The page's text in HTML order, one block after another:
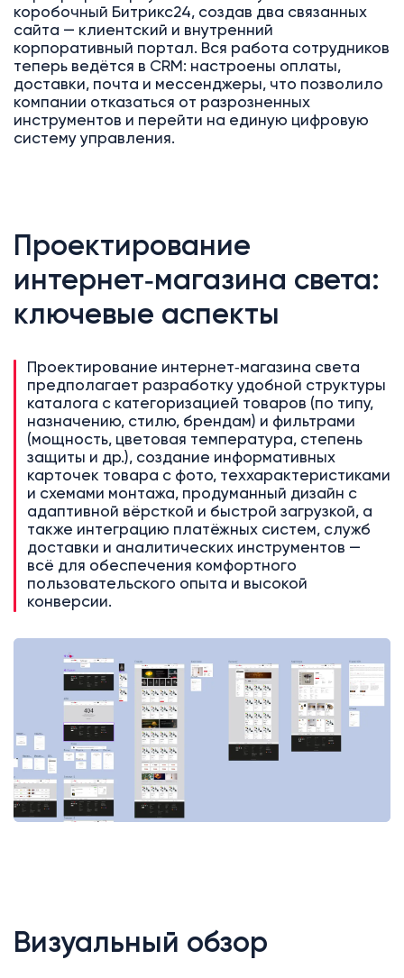
коробочный Битрикс24, создав два связанных
сайта — клиентский и внутренний
корпоративный портал. Вся работа сотрудников
теперь ведётся в CRM: настроены оплаты,
доставки, почта и мессенджеры, что позволило
компании отказаться от разрозненных
инструментов и перейти на единую цифровую
систему управления.
Проектирование
интернет‑магазина света:
ключевые аспекты
Проектирование интернет‑магазина света
предполагает разработку удобной структуры
каталога с категоризацией товаров (по типу,
назначению, стилю, брендам) и фильтрами
(мощность, цветовая температура, степень
защиты и др.), создание информативных
карточек товара с фото, теххарактеристиками
и схемами монтажа, продуманный дизайн с
адаптивной вёрсткой и быстрой загрузкой, а
также интеграцию платёжных систем, служб
доставки и аналитических инструментов —
всё для обеспечения комфортного
пользовательского опыта и высокой
конверсии.
Визуальный обзор